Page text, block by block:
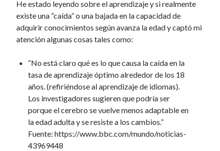
He estado leyendo sobre el aprendizaje y si realmente
existe una “caída” o una bajada en la capacidad de
adquirir conocimientos según avanza la edad y captó mi
atención algunas cosas tales como:
“No está claro qué es lo que causa la caída en la
tasa de aprendizaje óptimo alrededor de los 18
años. (refiriéndose al aprendizaje de idiomas).
Los investigadores sugieren que podría ser
porque el cerebro se vuelve menos adaptable en
la edad adulta y se resiste a los cambios.”
Fuente: https://www.bbc.com/mundo/noticias-
43969448